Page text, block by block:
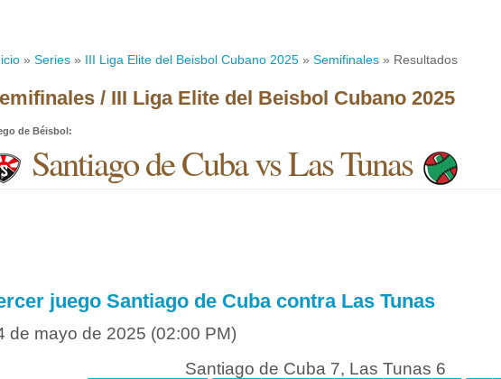
» Series » III Liga Elite del Beisbol Cubano 2025 » Semifinales » Resultados
/ III Liga Elite del Beisbol Cubano 2025
de Béisbol:
Santiago de Cuba vs Las Tunas
juego Santiago de Cuba contra Las Tunas
de mayo de 2025 (02:00 PM)
Santiago de Cuba 7, Las Tunas 6